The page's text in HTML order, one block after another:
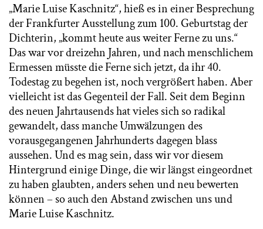
„Marie Luise Kaschnitz“, hieß es in einer Besprechung
der Frankfurter Ausstellung zum 100. Geburtstag der
Dichterin, „kommt heute aus weiter Ferne zu uns.“
Das war vor dreizehn Jahren, und nach menschlichem
Ermessen müsste die Ferne sich jetzt, da ihr 40.
Todestag zu begehen ist, noch vergrößert haben. Aber
vielleicht ist das Gegenteil der Fall. Seit dem Beginn
des neuen Jahrtausends hat vieles sich so radikal
gewandelt, dass manche Umwälzungen des
vorausgegangenen Jahrhunderts dagegen blass
aussehen. Und es mag sein, dass wir vor diesem
Hintergrund einige Dinge, die wir längst eingeordnet
zu haben glaubten, anders sehen und neu bewerten
können – so auch den Abstand zwischen uns und
Marie Luise Kaschnitz.